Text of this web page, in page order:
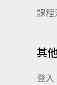
課程
其
登入